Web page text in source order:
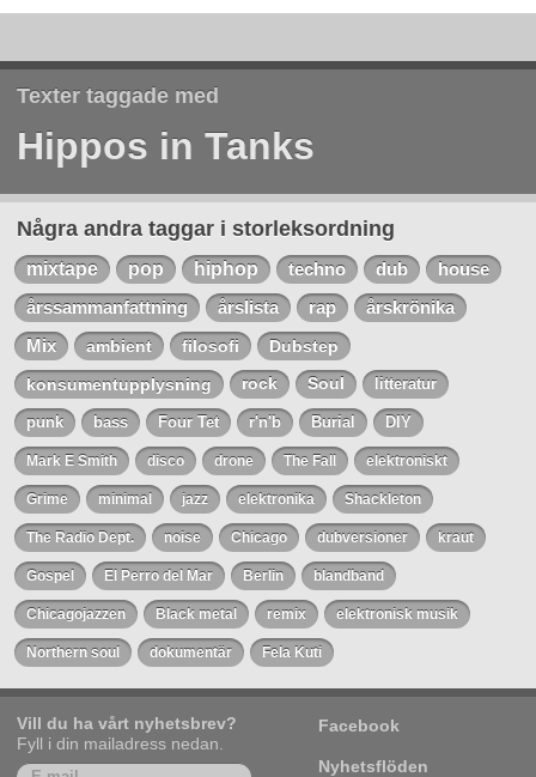
Texter taggade med
Hippos in Tanks
Några andra taggar i storleksordning
mixtape pop hiphop techno dub house
årssammanfattning årslista rap
årskrönika
Mix
ambient filosofi
Dubstep
konsumentupplysning
rock Soul litteratur
punk bass Four Tet r'n'b Burial DIY
Mark E Smith disco drone The Fall elektroniskt
Grime minimal jazz elektronika Shackleton
The Radio Dept. noise Chicago dubversioner kraut
Gospel El Perro del Mar Berlin blandband
Chicagojazzen Black metal remix elektronisk musik
Northern soul dokumentär Fela Kuti
Vill du ha vårt nyhetsbrev?
Fyll i din mailadress nedan.
Facebook
Nyhetsflöden